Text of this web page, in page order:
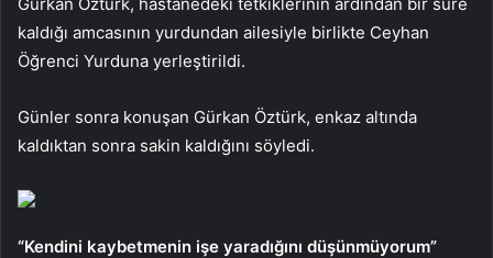
kaldığı amcasının yurdundan ailesiyle birlikte Ceyhan
Öğrenci Yurduna yerleştirildi.
Günler sonra konuşan Gürkan Öztürk, enkaz altında
kaldıktan sonra sakin kaldığını söyledi.
“Kendini kaybetmenin işe yaradığını düşünmüyorum”